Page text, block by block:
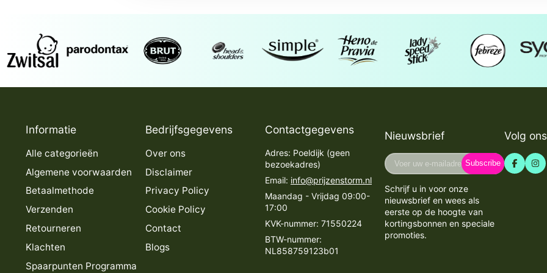
Informatie
Alle categorieën
Algemene voorwaarden
Betaalmethode
Verzenden
Retourneren
Klachten
Spaarpunten Programma
Bedrijfsgegevens
Over ons
Disclaimer
Privacy Policy
Cookie Policy
Contact
Blogs
Contactgegevens
Adres: Poeldijk (geen
bezoekadres)
Email: info@prijzenstorm.nl
Maandag - Vrijdag 09:00-
17:00
KVK-nummer: 71550224
BTW-nummer:
NL858759123b01
Nieuwsbrief
Voer
uw
mailadres
in
Subscribe
Schrijf u in voor onze
nieuwsbrief en wees als
eerste op de hoogte van
kortingsbonnen en speciale
promoties.
Volg